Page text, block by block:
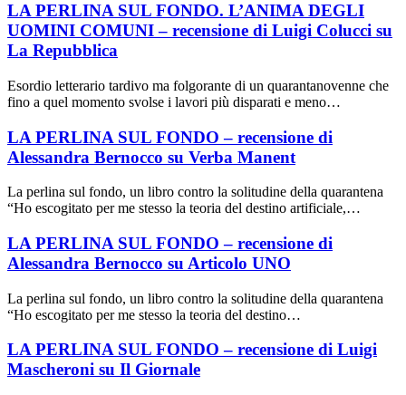
LA PERLINA SUL FONDO. L’ANIMA DEGLI
UOMINI COMUNI – recensione di Luigi Colucci su
La Repubblica
Esordio letterario tardivo ma folgorante di un quarantanovenne che
fino a quel momento svolse i lavori più disparati e meno…
LA PERLINA SUL FONDO – recensione di
Alessandra Bernocco su Verba Manent
La perlina sul fondo, un libro contro la solitudine della quarantena
“Ho escogitato per me stesso la teoria del destino artificiale,…
LA PERLINA SUL FONDO – recensione di
Alessandra Bernocco su Articolo UNO
La perlina sul fondo, un libro contro la solitudine della quarantena
“Ho escogitato per me stesso la teoria del destino…
LA PERLINA SUL FONDO – recensione di Luigi
Mascheroni su Il Giornale